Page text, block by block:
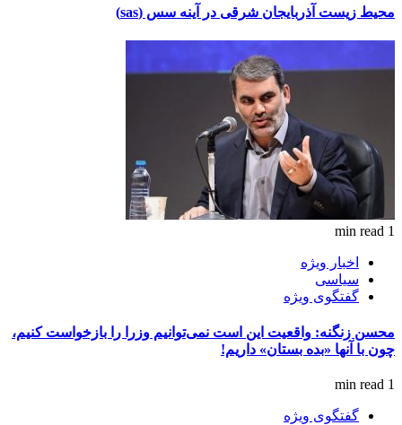
محیط زیست آذربایجان شرقی در آینه سس (sas)
1 min read
اخبار ویژه
سیاسی
گفتگوی ویژه
محسن زنگنه: واقعیت این است نمی‌توانیم وزرا را بازخواست کنیم،
چون با آنها «بده بستان» داریم!
1 min read
گفتگوی ویژه